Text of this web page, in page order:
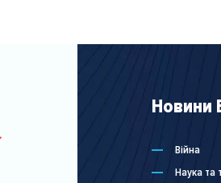
Новини
Війна
Наука та